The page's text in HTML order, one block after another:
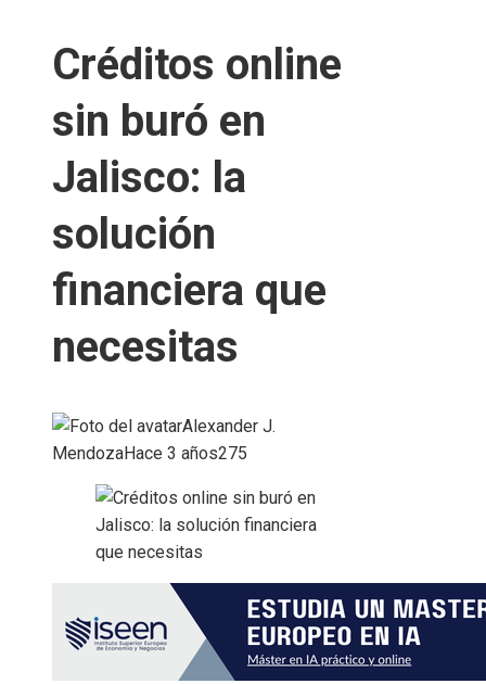
Créditos online
sin buró en
Jalisco: la
solución
financiera que
necesitas
Alexander J.
MendozaHace 3 años275